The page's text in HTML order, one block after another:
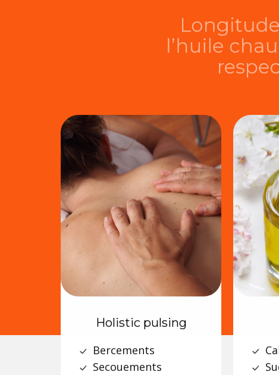
Longitude
l’huile chaude
respect
Holistic pulsing
Bercements
Secouements